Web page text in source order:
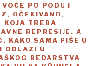
PO PODU I
OČEKIVANO,
KOJA TREBA
REPRESIJE. A
KAKO SAMA PIŠE U
ODLAZI U
REDARSTVA